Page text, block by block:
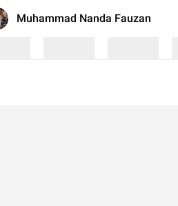
Muhammad Nanda Fauzan